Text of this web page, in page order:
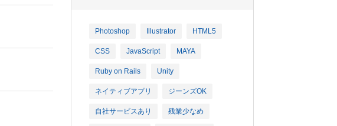
Photoshop Illustrator HTML5
CSS JavaScript MAYA
Ruby on Rails Unity
ネイティブアプリ ジーンズOK
自社サービスあり 残業少なめ